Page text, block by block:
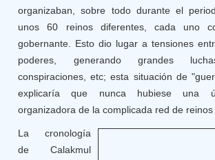
organizaban, sobre todo durante el
unos 60 reinos diferentes, cada uno
gobernante. Esto dio lugar a tensiones
poderes, generando grandes
conspiraciones, etc; esta situación de
explicaría que nunca hubiese una
organizadora de la complicada red de reinos
La cronología
de Calakmul